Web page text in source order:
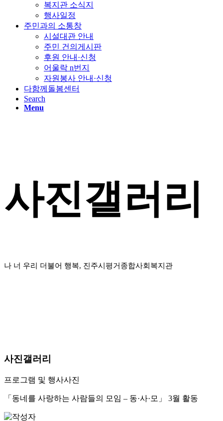
복지관 소식지
행사일정
주민과의 소통창
시설대관 안내
주민 건의게시판
후원 안내·신청
어울락 n번지
자원봉사 안내·신청
다함께돌봄센터
Search
Menu
사진갤러리
나 너 우리 더불어 행복, 진주시평거종합사회복지관
사진갤러리
프로그램 및 행사사진
「동네를 사랑하는 사람들의 모임 – 동·사·모」 3월 활동